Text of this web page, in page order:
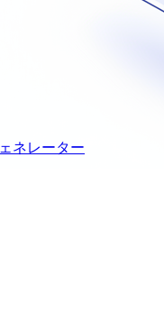
ネレーター